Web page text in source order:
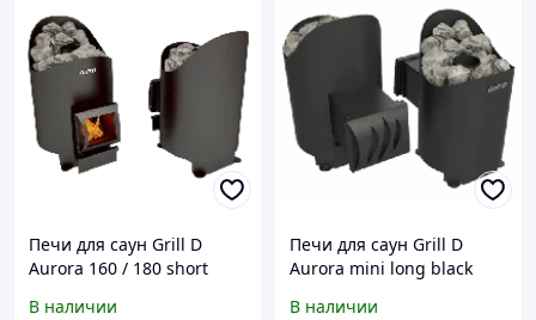
Печи для саун Grill D
Aurora 160 / 180 short
В наличии
Печи для саун Grill D
Aurora mini long black
В наличии